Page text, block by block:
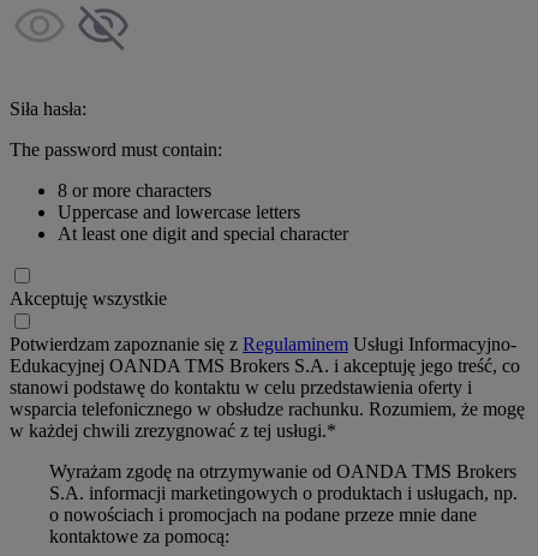
Siła hasła:
The password must contain:
8 or more characters
Uppercase and lowercase letters
At least one digit and special character
Akceptuję wszystkie
Potwierdzam zapoznanie się z Regulaminem Usługi Informacyjno-
Edukacyjnej OANDA TMS Brokers S.A. i akceptuję jego treść, co
stanowi podstawę do kontaktu w celu przedstawienia oferty i
wsparcia telefonicznego w obsłudze rachunku. Rozumiem, że mogę
w każdej chwili zrezygnować z tej usługi.*
Wyrażam zgodę na otrzymywanie od OANDA TMS Brokers
S.A. informacji marketingowych o produktach i usługach, np.
o nowościach i promocjach na podane przeze mnie dane
kontaktowe za pomocą: